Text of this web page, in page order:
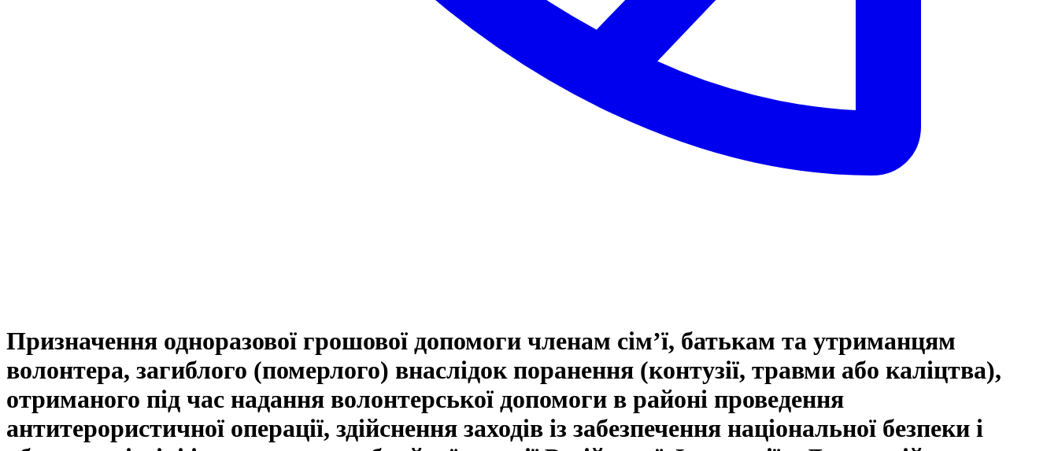
Призначення одноразової грошової допомоги членам сім’ї, батькам та утриманцям
волонтера, загиблого (померлого) внаслідок поранення (контузії, травми або каліцтва),
отриманого під час надання волонтерської допомоги в районі проведення
антитерористичної операції, здійснення заходів із забезпечення національної безпеки і